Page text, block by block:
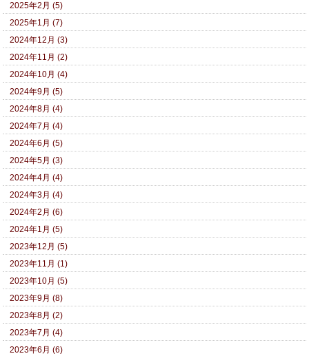
2025年2月 (5)
2025年1月 (7)
2024年12月 (3)
2024年11月 (2)
2024年10月 (4)
2024年9月 (5)
2024年8月 (4)
2024年7月 (4)
2024年6月 (5)
2024年5月 (3)
2024年4月 (4)
2024年3月 (4)
2024年2月 (6)
2024年1月 (5)
2023年12月 (5)
2023年11月 (1)
2023年10月 (5)
2023年9月 (8)
2023年8月 (2)
2023年7月 (4)
2023年6月 (6)